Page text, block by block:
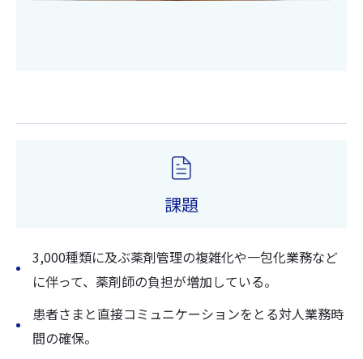
課題
3,000種類に及ぶ薬剤管理の複雑化や一包化業務など
に伴って、薬剤師の負担が増加している。
患者さまと直接コミュニケーションをとる対人業務時
間の確保。